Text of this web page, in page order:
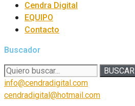
Cendra Digital
EQUIPO
Contacto
Buscador
BUSCAR
info@cendradigital.com
cendradigital@hotmail.com